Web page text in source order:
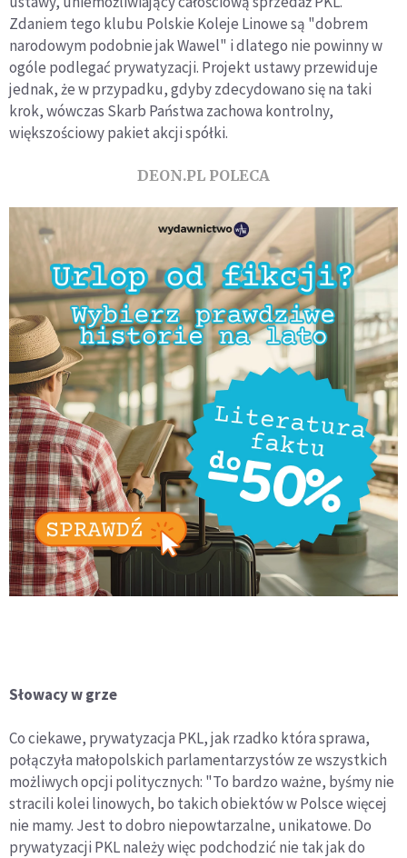
Zdaniem tego klubu Polskie Koleje Linowe są "dobrem
narodowym podobnie jak Wawel" i dlatego nie powinny w
ogóle podlegać prywatyzacji. Projekt ustawy przewiduje
jednak, że w przypadku, gdyby zdecydowano się na taki
krok, wówczas Skarb Państwa zachowa kontrolny,
większościowy pakiet akcji spółki.
DEON.PL POLECA
Słowacy w grze
Co ciekawe, prywatyzacja PKL, jak rzadko która sprawa,
połączyła małopolskich parlamentarzystów ze wszystkich
możliwych opcji politycznych: "To bardzo ważne, byśmy nie
stracili kolei linowych, bo takich obiektów w Polsce więcej
nie mamy. Jest to dobro niepowtarzalne, unikatowe. Do
prywatyzacji PKL należy więc podchodzić nie tak jak do